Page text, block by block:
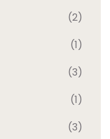
(2)
(1)
(3)
(1)
(3)